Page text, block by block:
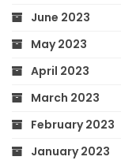
June 2023
May 2023
April 2023
March 2023
February 2023
January 2023